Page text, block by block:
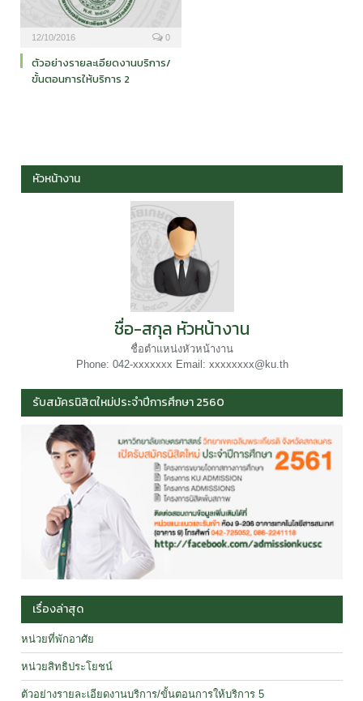
12/10/2016 0
ตัวอย่างรายละเอียดงานบริการ/
ขั้นตอนการให้บริการ 2
หัวหน้างาน
ชื่อ-สกุล หัวหน้างาน
ชื่อตำแหน่งหัวหน้างาน
Phone: 042-xxxxxxx Email: xxxxxxxx@ku.th
รับสมัครนิสิตใหม่ประจำปีการศึกษา 2560
เรื่องล่าสุด
หน่วยที่พักอาศัย
หน่วยสิทธิประโยชน์
ตัวอย่างรายละเอียดงานบริการ/ขั้นตอนการให้บริการ 5